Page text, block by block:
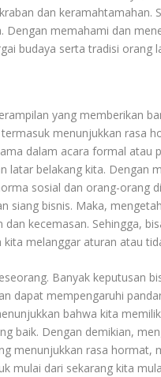
dan keramahtamahan.
memahami dan
budaya serta tradisi orang
yang memberikan
menunjukkan rasa
dalam acara formal atau
latar belakang kita. Dengan
sosial dan orang-orang
siang bisnis. Maka,
kecemasan. Sehingga,
melanggar aturan atau
Banyak keputusan
dapat mempengaruhi
bahwa kita
baik. Dengan demikian,
menunjukkan rasa hormat,
mulai dari sekarang kita